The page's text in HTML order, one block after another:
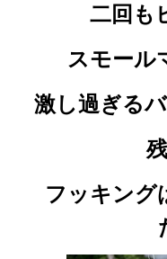
二回も
スモール
激し過ぎる
フッキング